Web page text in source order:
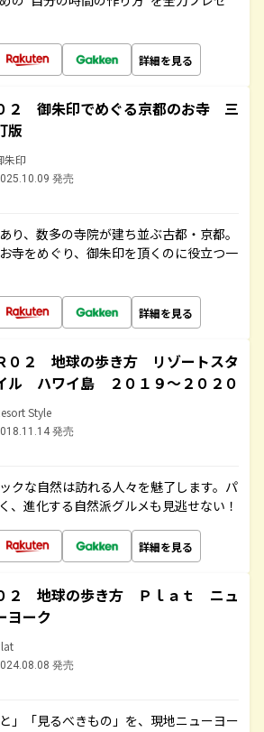
詳細を見る
２ 御朱印でめぐる京都のお寺 三
版
朱印
発売
り、数多の寺院が建ち並ぶ古都・京都。
寺をめぐり、御朱印を頂くのに役立つ一
詳細を見る
０２ 地球の歩き方 リゾートスタ
ル ハワイ島 ２０１９～２０２０
Style
発売
クな自然は訪れる人々を魅了します。パ
、進化する自然派グルメも見逃せない！
詳細を見る
２ 地球の歩き方 Ｐｌａｔ ニュ
ヨーク
発売
」「見るべきもの」を、現地ニューヨー